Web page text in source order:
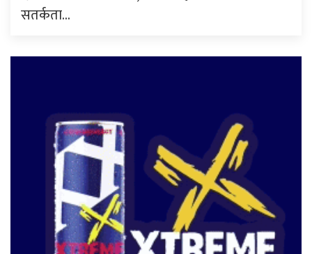
सतर्कता…